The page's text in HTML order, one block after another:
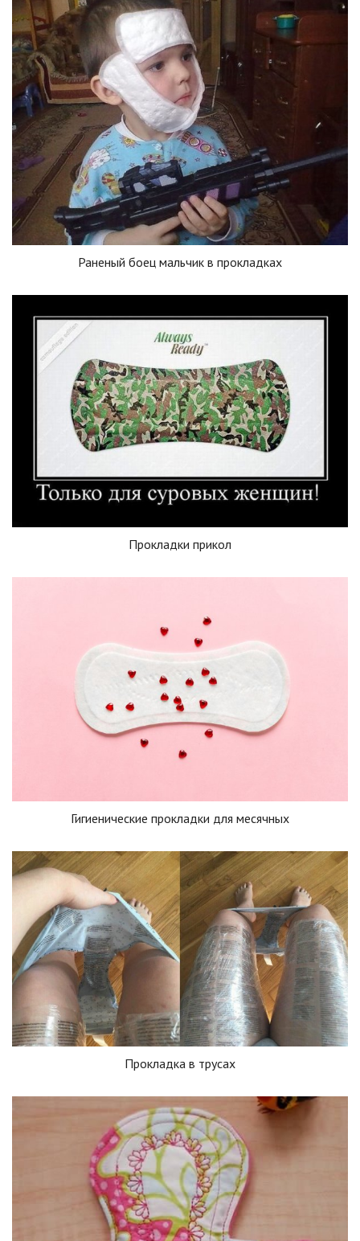
Раненый боец мальчик в прокладках
Прокладки прикол
Гигиенические прокладки для месячных
Прокладка в трусах